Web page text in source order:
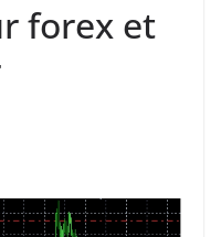
forex et